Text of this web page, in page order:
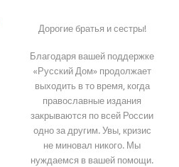
Дорогие братья и сестры!
Благодаря вашей поддержке
«Русский Дом» продолжает
выходить в то время, когда
православные издания
закрываются по всей России
одно за другим. Увы, кризис
не миновал никого. Мы
нуждаемся в вашей помощи.